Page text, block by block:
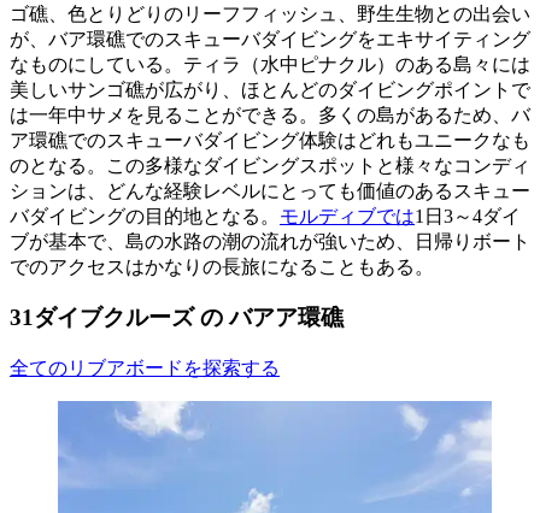
ゴ礁、色とりどりのリーフフィッシュ、野生生物との出会い
が、バア環礁でのスキューバダイビングをエキサイティング
なものにしている。ティラ（水中ピナクル）のある島々には
美しいサンゴ礁が広がり、ほとんどのダイビングポイントで
は一年中サメを見ることができる。多くの島があるため、バ
ア環礁でのスキューバダイビング体験はどれもユニークなも
のとなる。この多様なダイビングスポットと様々なコンディ
ションは、どんな経験レベルにとっても価値のあるスキュー
バダイビングの目的地となる。 モルディブでは1日3～4ダイ
ブが基本で、島の水路の潮の流れが強いため、日帰りボート
でのアクセスはかなりの長旅になることもある。
31ダイブクルーズ の バアア環礁
全てのリブアボードを探索する